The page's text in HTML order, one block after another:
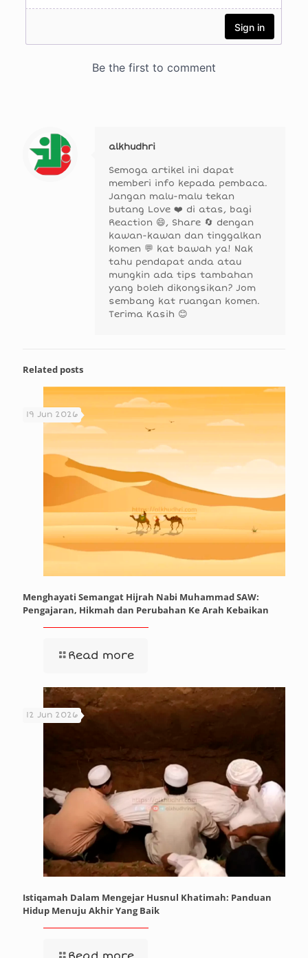
alkhudhri
Semoga artikel ini dapat
memberi info kepada pembaca.
Jangan malu-malu tekan
butang Love ❤️ di atas, bagi
Reaction 😄, Share 🔄 dengan
kawan-kawan dan tinggalkan
komen 💬 kat bawah ya! Nak
tahu pendapat anda atau
mungkin ada tips tambahan
yang boleh dikongsikan? Jom
sembang kat ruangan komen.
Terima Kasih 😊
Related posts
19 Jun 2026
Menghayati Semangat Hijrah Nabi Muhammad SAW:
Pengajaran, Hikmah dan Perubahan Ke Arah Kebaikan
Read more
12 Jun 2026
Istiqamah Dalam Mengejar Husnul Khatimah: Panduan
Hidup Menuju Akhir Yang Baik